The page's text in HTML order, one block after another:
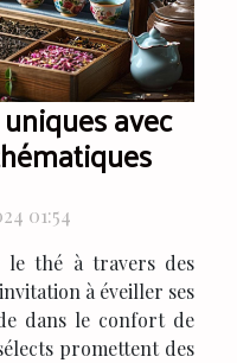
avec
01:54
le thé à travers des
à éveiller ses
dans le confort de
promettent des